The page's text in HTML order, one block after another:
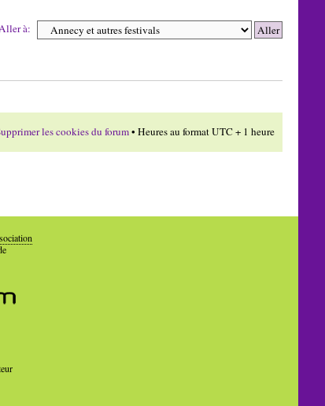
à:
les cookies du forum• Heures au format UTC + 1 heure